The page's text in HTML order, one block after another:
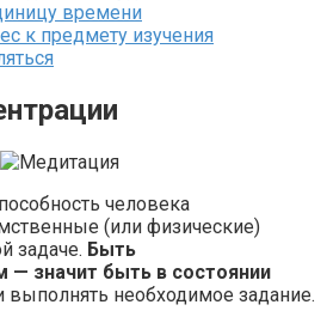
времени
к предмету изучения
человека
(или физические)
задаче. Быть
— значит быть в состоянии
выполнять необходимое задание.